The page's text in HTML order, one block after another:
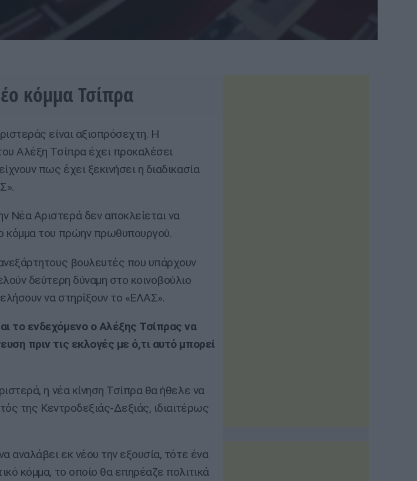
κόμμα Τσίπρα
είναι αξιοπρόσεχτη. Η
Αλέξη Τσίπρα έχει προκαλέσει
πως έχει ξεκινήσει η διαδικασία
Αριστερά δεν αποκλείεται να
κόμμα του πρώην πρωθυπουργού.
βουλευτές που υπάρχουν
δεύτερη δύναμη στο κοινοβούλιο
να στηρίξουν το «ΕΛΑΣ».
το ενδεχόμενο ο Αλέξης Τσίπρας να
πριν τις εκλογές με ό,τι αυτό μπορεί
η νέα κίνηση Τσίπρα θα ήθελε να
της Κεντροδεξιάς-Δεξιάς, ιδιαιτέρως
αναλάβει εκ νέου την εξουσία, τότε ένα
κόμμα, το οποίο θα επηρέαζε πολιτικά